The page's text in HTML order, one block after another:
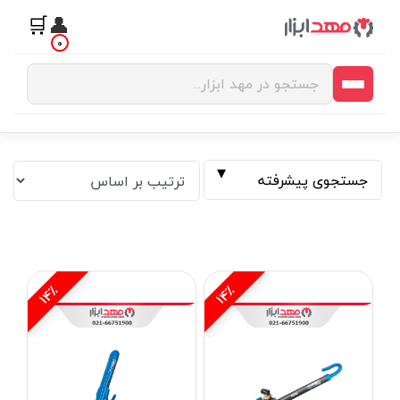
👤
🛒 0
جستجوی پیشرفته
14٪ 14٪